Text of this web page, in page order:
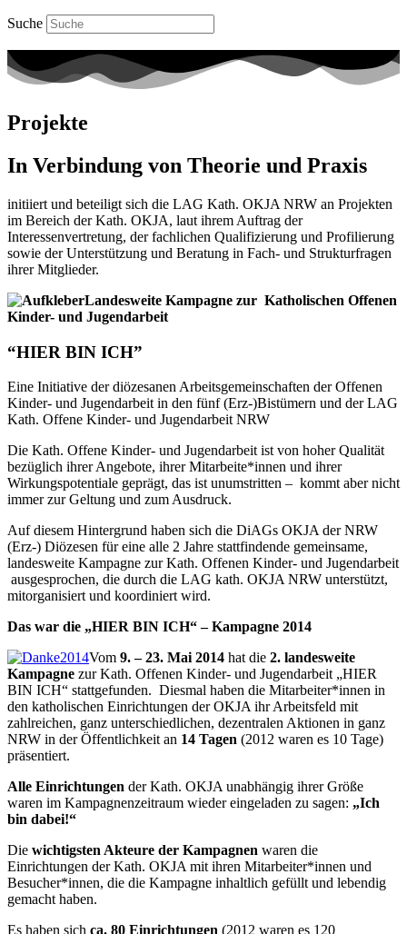
Suche
Projekte
In Verbindung von Theorie und Praxis
initiiert und beteiligt sich die LAG Kath. OKJA NRW an Projekten
im Bereich der Kath. OKJA, laut ihrem Auftrag der
Interessenvertretung, der fachlichen Qualifizierung und Profilierung
sowie der Unterstützung und Beratung in Fach- und Strukturfragen
ihrer Mitglieder.
Landesweite Kampagne zur Katholischen Offenen
Kinder- und Jugendarbeit
“HIER BIN ICH”
Eine Initiative der diözesanen Arbeitsgemeinschaften der Offenen
Kinder- und Jugendarbeit in den fünf (Erz-)Bistümern und der LAG
Kath. Offene Kinder- und Jugendarbeit NRW
Die Kath. Offene Kinder- und Jugendarbeit ist von hoher Qualität
bezüglich ihrer Angebote, ihrer Mitarbeite*innen und ihrer
Wirkungspotentiale geprägt, das ist unumstritten – kommt aber nicht
immer zur Geltung und zum Ausdruck.
Auf diesem Hintergrund haben sich die DiAGs OKJA der NRW
(Erz-) Diözesen für eine alle 2 Jahre stattfindende gemeinsame,
landesweite Kampagne zur Kath. Offenen Kinder- und Jugendarbeit
ausgesprochen, die durch die LAG kath. OKJA NRW unterstützt,
mitorganisiert und koordiniert wird.
Das war die „HIER BIN ICH“ – Kampagne 2014
Vom 9. – 23. Mai 2014 hat die 2. landesweite
Kampagne zur Kath. Offenen Kinder- und Jugendarbeit „HIER
BIN ICH“ stattgefunden. Diesmal haben die Mitarbeiter*innen in
den katholischen Einrichtungen der OKJA ihr Arbeitsfeld mit
zahlreichen, ganz unterschiedlichen, dezentralen Aktionen in ganz
NRW in der Öffentlichkeit an 14 Tagen (2012 waren es 10 Tage)
präsentiert.
Alle Einrichtungen der Kath. OKJA unabhängig ihrer Größe
waren im Kampagnenzeitraum wieder eingeladen zu sagen: „Ich
bin dabei!“
Die wichtigsten Akteure der Kampagnen waren die
Einrichtungen der Kath. OKJA mit ihren Mitarbeiter*innen und
Besucher*innen, die die Kampagne inhaltlich gefüllt und lebendig
gemacht haben.
Es haben sich ca. 80 Einrichtungen (2012 waren es 120